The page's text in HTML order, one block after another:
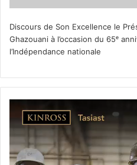
Discours de Son Excellence le
Ghazouani à l’occasion du 65ᵉ
l’Indépendance nationale